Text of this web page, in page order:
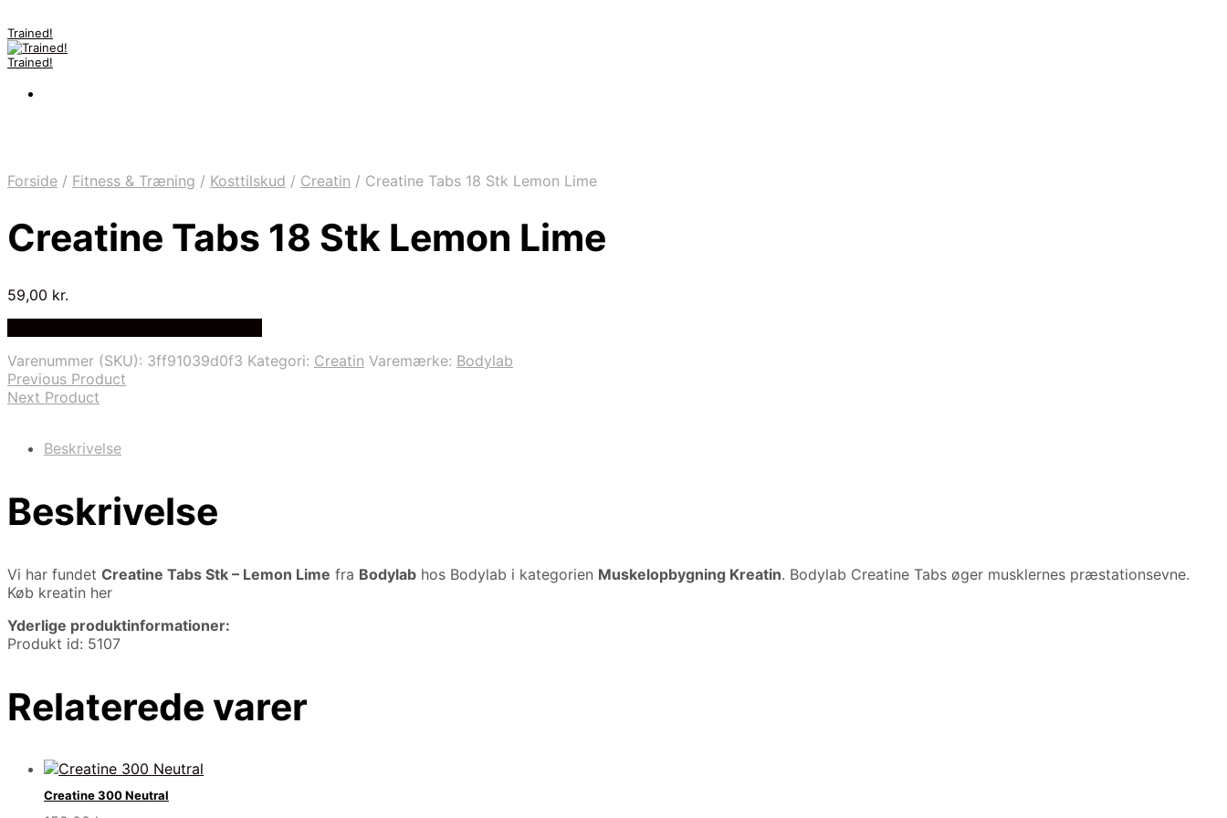
Trained!
Trained!
Forside / Fitness & Træning / Kosttilskud / Creatin / Creatine Tabs 18 Stk Lemon Lime
Creatine Tabs 18 Stk Lemon Lime
59,00 kr.
Varenummer (SKU): 3ff91039d0f3 Kategori: Creatin Varemærke: Bodylab
Previous Product
Next Product
Beskrivelse
Beskrivelse
Vi har fundet Creatine Tabs Stk – Lemon Lime fra Bodylab hos Bodylab i kategorien Muskelopbygning Kreatin. Bodylab Creatine Tabs øger musklernes præstationsevne.
Køb kreatin her
Yderlige produktinformationer:
Produkt id: 5107
Relaterede varer
Creatine 300 Neutral